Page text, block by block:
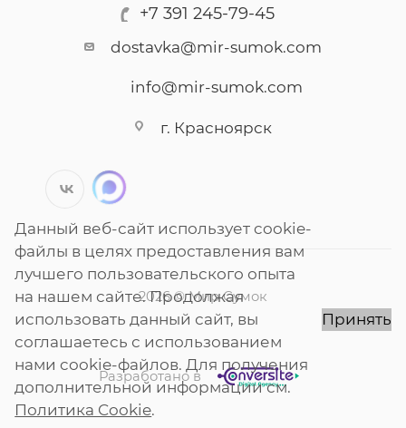
+7 391 245-79-45
dostavka@mir-sumok.com
info@mir-sumok.com
г. Красноярск
2026 © Мир Сумок
Разработано в
Данный веб-сайт использует cookie-
файлы в целях предоставления вам
лучшего пользовательского опыта
на нашем сайте. Продолжая
использовать данный сайт, вы
соглашаетесь с использованием
нами cookie-файлов. Для получения
дополнительной информации см.
Политика Cookie.
Принять